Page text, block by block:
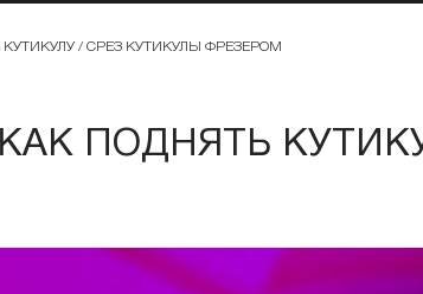
/ СРЕЗ КУТИКУЛЫ ФРЕЗЕРОМ
КАК ПОДНЯТЬ